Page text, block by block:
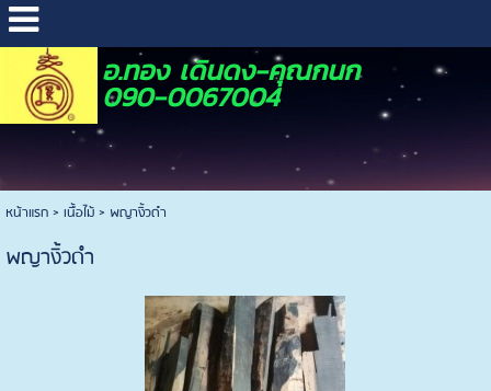
อ.ทอง เดินดง-คุณกนก
090-0067004
หน้าแรก> เนื้อไม้> พญางิ้วดำ
พญางิ้วดำ